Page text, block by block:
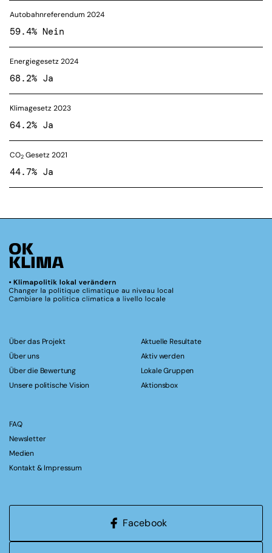
Autobahnreferendum 2024
59.4% Nein
Energiegesetz 2024
68.2% Ja
Klimagesetz 2023
64.2% Ja
CO2 Gesetz 2021
44.7% Ja
Über das Projekt
Über uns
Über die Bewertung
Unsere politische Vision
Aktuelle Resultate
Aktiv werden
Lokale Gruppen
Aktionsbox
FAQ
Newsletter
Medien
Kontakt & Impressum
Facebook